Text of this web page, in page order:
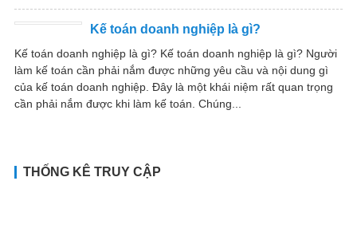
Kế toán doanh nghiệp là gì?
Kế toán doanh nghiệp là gì? Kế toán doanh nghiệp là gì? Người
làm kế toán cần phải nắm được những yêu cầu và nội dung gì
của kế toán doanh nghiệp. Đây là một khái niệm rất quan trọng
cần phải nắm được khi làm kế toán. Chúng...
THỐNG KÊ TRUY CẬP